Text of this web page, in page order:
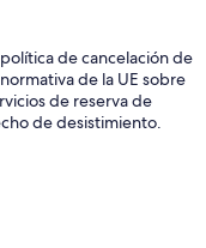
de cancelación de
de la UE sobre
de reserva de
de desistimiento.